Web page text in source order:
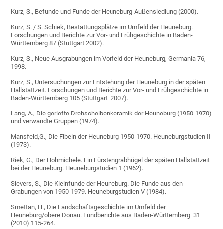
Kurz, S., Befunde und Funde der Heuneburg-Außensiedlung (2000).
Kurz, S. / S. Schiek, Bestattungsplätze im Umfeld der Heuneburg.
Forschungen und Berichte zur Vor- und Frühgeschichte in Baden-
Württemberg 87 (Stuttgart 2002).
Kurz, S., Neue Ausgrabungen im Vorfeld der Heuneburg, Germania 76,
1998.
Kurz, S., Untersuchungen zur Entstehung der Heuneburg in der späten
Hallstattzeit. Forschungen und Berichte zur Vor- und Frühgeschichte in
Baden-Württemberg 105 (Stuttgart 2007).
Lang, A., Die geriefte Drehscheibenkeramik der Heuneburg (1950-1970)
und verwandte Gruppen (1974).
Mansfeld,G., Die Fibeln der Heuneburg 1950-1970. Heuneburgstudien II
(1973).
Riek, G., Der Hohmichele. Ein Fürstengrabhügel der späten Hallstattzeit
bei der Heuneburg. Heuneburgstudien 1 (1962).
Sievers, S., Die Kleinfunde der Heuneburg. Die Funde aus den
Grabungen von 1950-1979. Heuneburgstudien V (1984).
Smettan, H., Die Landschaftsgeschichte im Umfeld der
Heuneburg/obere Donau. Fundberichte aus Baden-Württemberg 31
(2010) 115-264.